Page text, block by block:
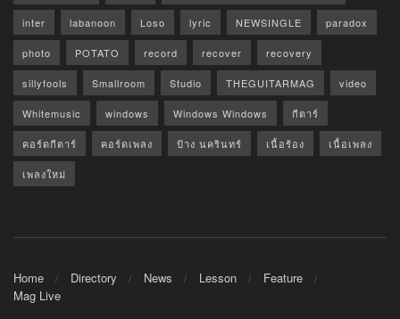
inter labanoon Loso lyric NEWSINGLE paradox
photo POTATO record recover recovery
sillyfools Smallroom Studio THEGUITARMAG video
Whitemusic windows Windows Windows กีตาร์
คอร์ดกีตาร์ คอร์ดเพลง ป้าง นครินทร์ เนื้อร้อง เนื้อเพลง
เพลงใหม่
Home Directory News Lesson
Feature
Mag Live